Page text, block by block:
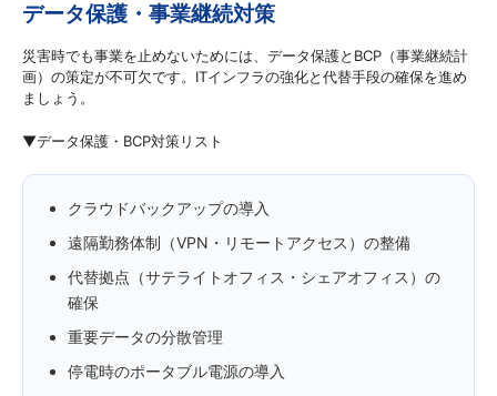
データ保護・事業継続対策
災害時でも事業を止めないためには、データ保護とBCP（事業継続計
画）の策定が不可欠です。ITインフラの強化と代替手段の確保を進め
ましょう。
▼データ保護・BCP対策リスト
クラウドバックアップの導入
遠隔勤務体制（VPN・リモートアクセス）の整備
代替拠点（サテライトオフィス・シェアオフィス）の
確保
重要データの分散管理
停電時のポータブル電源の導入